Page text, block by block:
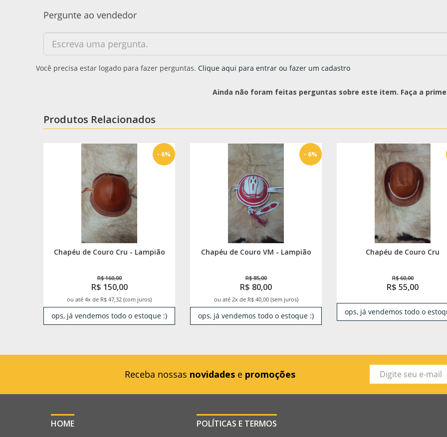
Pergunte ao vendedor
Você precisa estar logado para fazer perguntas. Clique aqui para entrar ou fazer um cadastro
Ainda não foram feitas perguntas sobre este item. Faça a
Produtos Relacionados
Chapéu de Couro Cru - Lampião
R$ 160,00
R$ 150,00
- 6%
ou até 4x de R$ 47,32 (com juros)
ops, já vendemos todo o estoque :)
Chapéu de Couro VM - Lampião
R$ 85,00
R$ 80,00
- 6%
ou até 2x de R$ 40,00 (sem juros)
ops, já vendemos todo o estoque :)
Chapéu de Couro Cru
R$ 60,00
R$ 55,00
ops, já vendemos todo o
Receba nossas novidades e promoções
HOME POLÍTICAS E TERMOS